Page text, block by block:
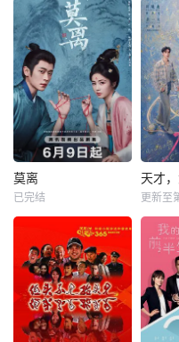
莫离
已完结
天才
更新至